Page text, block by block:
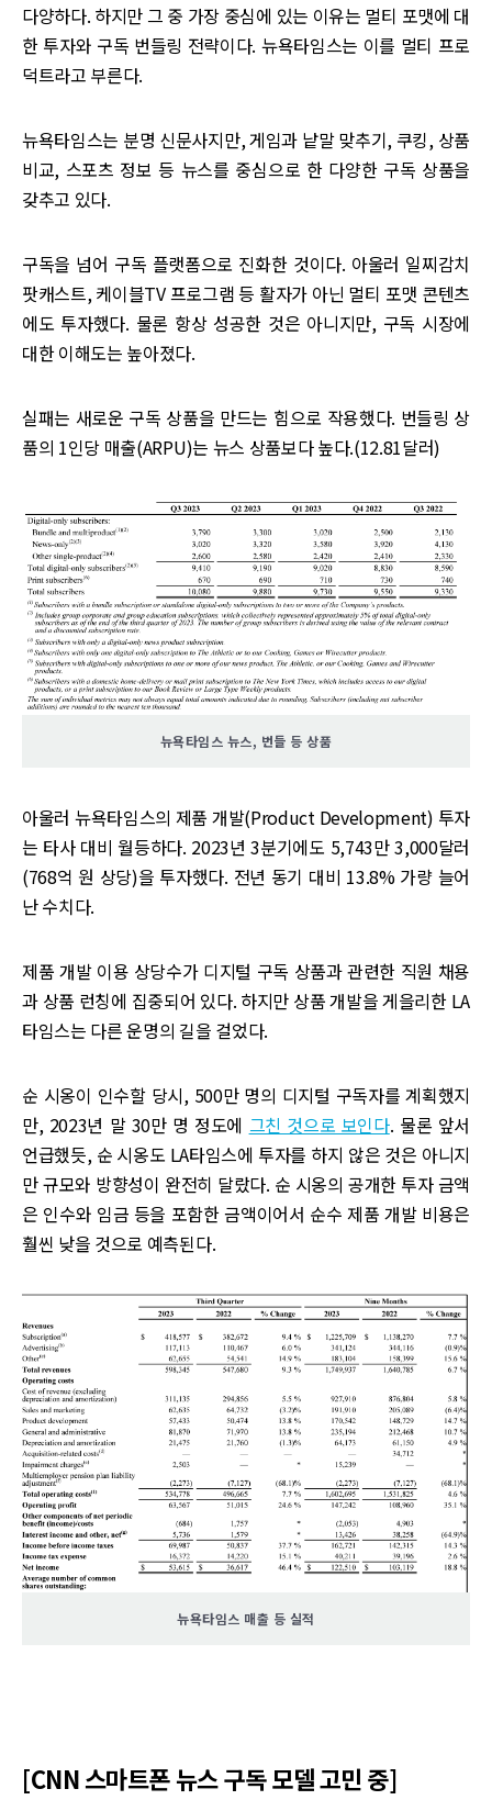
다양하다. 하지만 그 중 가장 중심에 있는 이유는 멀티 포맷에 대
한 투자와 구독 번들링 전략이다. 뉴욕타임스는 이를 멀티 프로
덕트라고 부른다.
뉴욕타임스는 분명 신문사지만, 게임과 낱말 맞추기, 쿠킹, 상품
비교, 스포츠 정보 등 뉴스를 중심으로 한 다양한 구독 상품을
갖추고 있다.
구독을 넘어 구독 플랫폼으로 진화한 것이다. 아울러 일찌감치
팟캐스트, 케이블TV 프로그램 등 활자가 아닌 멀티 포맷 콘텐츠
에도 투자했다. 물론 항상 성공한 것은 아니지만, 구독 시장에
대한 이해도는 높아졌다.
실패는 새로운 구독 상품을 만드는 힘으로 작용했다. 번들링 상
품의 1인당 매출(ARPU)는 뉴스 상품보다 높다.(12.81달러)
뉴욕타임스 뉴스, 번들 등 상품
아울러 뉴욕타임스의 제품 개발(Product Development) 투자
는 타사 대비 월등하다. 2023년 3분기에도 5,743만 3,000달러
(768억 원 상당)을 투자했다. 전년 동기 대비 13.8% 가량 늘어
난 수치다.
제품 개발 이용 상당수가 디지털 구독 상품과 관련한 직원 채용
과 상품 런칭에 집중되어 있다. 하지만 상품 개발을 게을리한 LA
타임스는 다른 운명의 길을 걸었다.
순 시옹이 인수할 당시, 500만 명의 디지털 구독자를 계획했지
만, 2023년 말 30만 명 정도에 그친 것으로 보인다. 물론 앞서
언급했듯, 순 시옹도 LA타임스에 투자를 하지 않은 것은 아니지
만 규모와 방향성이 완전히 달랐다. 순 시옹의 공개한 투자 금액
은 인수와 임금 등을 포함한 금액이어서 순수 제품 개발 비용은
훨씬 낮을 것으로 예측된다.
뉴욕타임스 매출 등 실적
[CNN 스마트폰 뉴스 구독 모델 고민 중]